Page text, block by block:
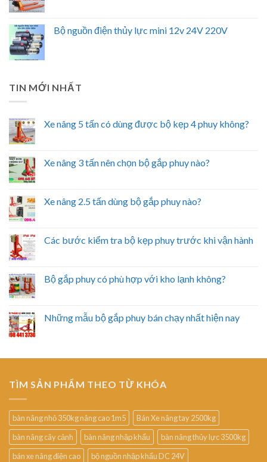
Bộ nguồn điện thủy lực mini 12v 24V 220V
TIN MỚI NHẤT
Xe nâng 5 tấn có dùng được bộ kẹp 4 phuy không?
Xe nâng 3 tấn nên chọn bộ gắp phuy nào?
Xe nâng 2.5 tấn dùng bộ gắp phuy nào?
Các bước kiểm tra bộ kẹp phuy trước khi vận hành
Bộ gắp phuy có phù hợp với kho lạnh không?
Những mẫu bộ gắp phuy bán chạy nhất hiện nay
TÌM SẢN PHẨM THEO TỪ KHÓA
bàn nâng nhỏ 350kg nâng cao 1m5
Bán Xe nâng tay 2500kg
bàn nâng cây cảnh
bàn nâng nhập khẩu
bàn nâng thủy lực 3500kg
bán xe nâng điện cao
bộ nguồn nhập khẩu DC 24V